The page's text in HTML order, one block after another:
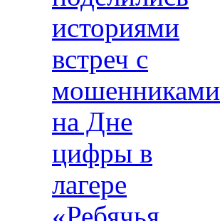
историями
встреч с
мошенниками
на Дне
цифры в
лагере